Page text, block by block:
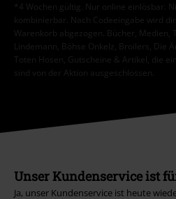
*4 Wochen gültig. Nur online einlösbar.
kombinierbar. Nach Codeeingabe wird
Warenkorb abgezogen. Bücher, Medien,
Lindemann, Böhse Onkelz, Broilers, Die
Toten Hosen, Gutscheine & Artikel, die
sind von der Aktion ausgeschlossen.
Unser Kundenservice ist
Ja, unser Kundenservice ist heute